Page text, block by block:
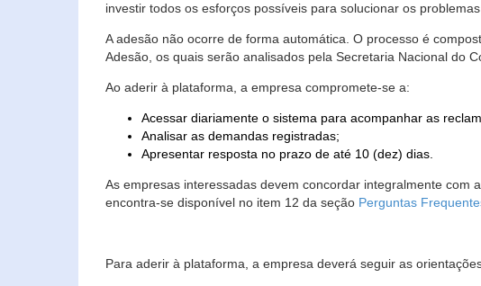
investir todos os esforços possíveis para solucionar os
A adesão não ocorre de forma automática. O processo é
Adesão, os quais serão analisados pela Secretaria Nacional do
Ao aderir à plataforma, a empresa compromete-se a:
Acessar diariamente o sistema para acompanhar as
Analisar as demandas registradas;
Apresentar resposta no prazo de até 10 (dez) dias.
As empresas interessadas devem concordar integralmente com
encontra-se disponível no item 12 da seção Perguntas
Para aderir à plataforma, a empresa deverá seguir as